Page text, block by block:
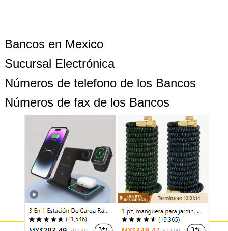
Bancos en Mexico
Sucursal Electrónica
Números de telefono de los Bancos
Números de fax de los Bancos